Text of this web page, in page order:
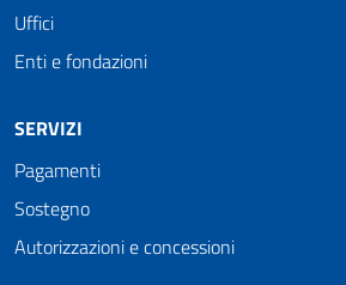
Uffici
Enti e fondazioni
SERVIZI
Pagamenti
Sostegno
Autorizzazioni e concessioni